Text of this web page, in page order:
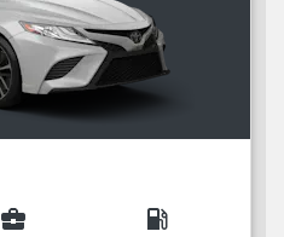
business_center local_gas_station